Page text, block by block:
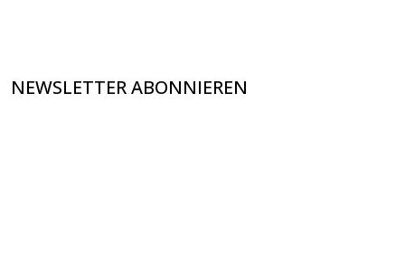
NEWSLETTER ABONNIEREN